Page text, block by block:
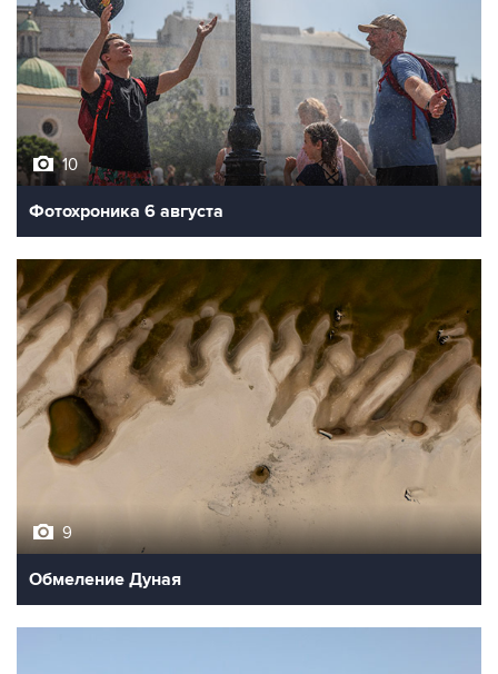
10
Фотохроника 6 августа
9
Обмеление Дуная